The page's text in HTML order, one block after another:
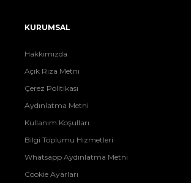
KURUMSAL
Hakkımızda
Açık Rıza Metni
Çerez Politikası
Aydınlatma Metni
Kullanım Koşulları
Bilgi Toplumu Hizmetleri
Whatsapp Aydınlatma Metni
Cookie Ayarları